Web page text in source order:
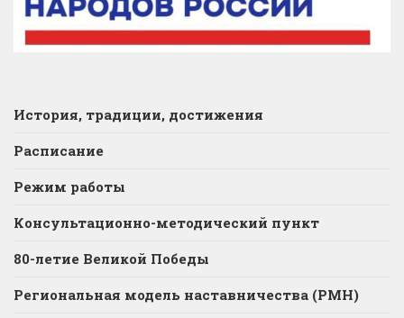
История, традиции, достижения
Расписание
Режим работы
Консультационно-методический пункт
80-летие Великой Победы
Региональная модель наставничества (РМН)